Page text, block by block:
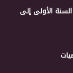
الأولى إلى